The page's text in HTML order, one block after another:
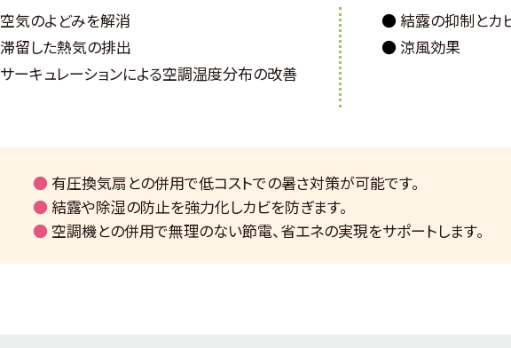
空気のよどみを解消
滞留した熱気の排出
サーキュレーションによる空調温度分布の改善
結露の抑制とカ
涼風効果
有圧換気扇との併用で低コストでの暑さ対策が可能です。
結露や除湿の防止を強力化しカビを防ぎます。
空調機との併用で無理のない節電、省エネの実現をサポートします。